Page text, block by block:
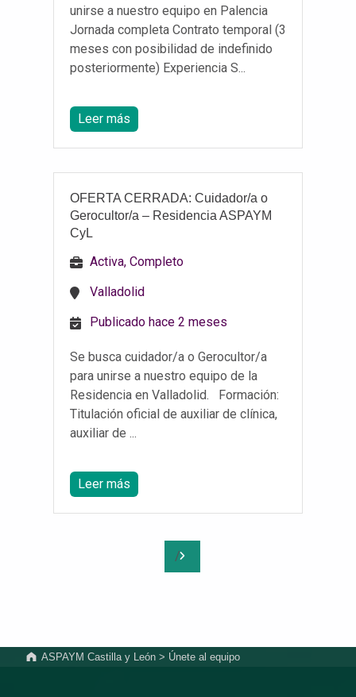
unirse a nuestro equipo en Palencia
Jornada completa Contrato temporal (3
meses con posibilidad de indefinido
posteriormente) Experiencia S...
Leer más
OFERTA CERRADA: Cuidador/a o
Gerocultor/a – Residencia ASPAYM
CyL
Activa, Completo
Valladolid
Publicado hace 2 meses
Se busca cuidador/a o Gerocultor/a
para unirse a nuestro equipo de la
Residencia en Valladolid. Formación:
Titulación oficial de auxiliar de clínica,
auxiliar de ...
Leer más
ASPAYM Castilla y León > Únete al equipo